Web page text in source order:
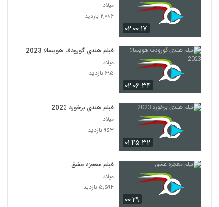
۰۲:۰۰:۱۷
میلاد
۲,۰۸۶ بازدید
۰۲:۰۶:۳۴
فیلم هندی گورودف هویسالا 2023
میلاد
۶۹۵ بازدید
۰۱:۴۵:۳۲
فیلم هندی برخورد 2023
میلاد
۹۵۳ بازدید
۰۰:۲۹
فیلم معجزه عشق
میلاد
۵,۵۹۴ بازدید